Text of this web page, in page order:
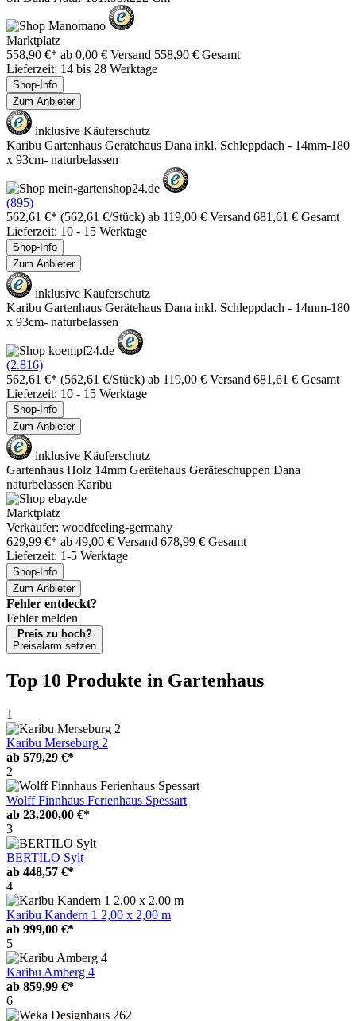
Marktplatz
558,90 €* ab 0,00 € Versand 558,90 € Gesamt
Lieferzeit: 14 bis 28 Werktage
Shop-Info
Zum Anbieter
inklusive Käuferschutz
Karibu Gartenhaus Gerätehaus Dana inkl. Schleppdach - 14mm-180
x 93cm- naturbelassen
(895)
562,61 €* (562,61 €/Stück) ab 119,00 € Versand 681,61 € Gesamt
Lieferzeit: 10 - 15 Werktage
Shop-Info
Zum Anbieter
inklusive Käuferschutz
Karibu Gartenhaus Gerätehaus Dana inkl. Schleppdach - 14mm-180
x 93cm- naturbelassen
(2.816)
562,61 €* (562,61 €/Stück) ab 119,00 € Versand 681,61 € Gesamt
Lieferzeit: 10 - 15 Werktage
Shop-Info
Zum Anbieter
inklusive Käuferschutz
Gartenhaus Holz 14mm Gerätehaus Geräteschuppen Dana
naturbelassen Karibu
Marktplatz
Verkäufer: woodfeeling-germany
629,99 €* ab 49,00 € Versand 678,99 € Gesamt
Lieferzeit: 1-5 Werktage
Shop-Info
Zum Anbieter
Fehler entdeckt?
Fehler melden
Preis zu hoch?
Preisalarm setzen
Top 10 Produkte in Gartenhaus
1
Karibu Merseburg 2
ab 579,29 €*
2
Wolff Finnhaus Ferienhaus Spessart
ab 23.200,00 €*
3
BERTILO Sylt
ab 448,57 €*
4
Karibu Kandern 1 2,00 x 2,00 m
ab 999,00 €*
5
Karibu Amberg 4
ab 859,99 €*
6